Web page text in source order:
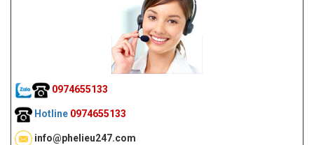
0974655133
Hotline 0974655133
info@phelieu247.com